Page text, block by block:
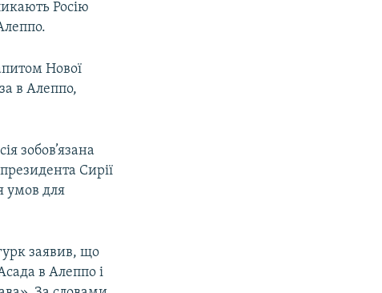
Росію
Нової
в Алеппо,
зобов’язана
Сирії
умов для
заявив, що
в Алеппо і